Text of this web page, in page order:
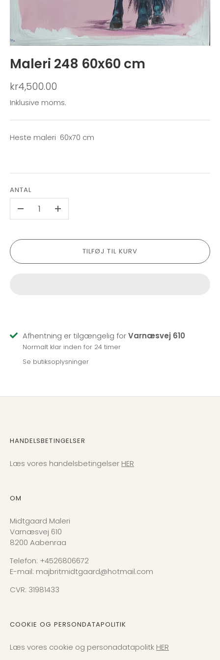
Maleri 248 60x60 cm
kr4,500.00
Inklusive moms.
Heste maleri 60x70 cm
ANTAL
+
TILFØJ TIL KURV
Afhentning er tilgængelig forVarnæsvej 610
Normalt klar inden for 24 timer
Se butiksoplysninger
HANDELSBETINGELSER
Læs vores handelsbetingelser HER
OM
Midtgaard Maleri
Varnæsvej 610
8200 Aabenraa
Telefon: +4526806672
E-mail: majbritmidtgaard@hotmail.com
CVR: 31981433
COOKIE OG PERSONDATAPOLITIK
Læs vores cookie og personadatapolitk HER